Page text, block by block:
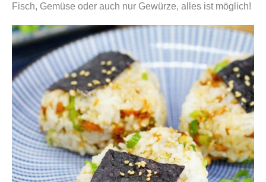
Fisch, Gemüse oder auch nur Gewürze, alles ist möglich!